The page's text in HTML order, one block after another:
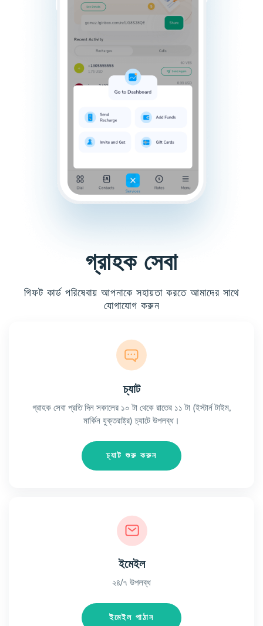
গ্রাহক সেবা
গিফট কার্ড পরিষেবায় আপনাকে সহায়তা করতে আমাদের সাথে
যোগাযোগ করুন
চ্যাট
গ্রাহক সেবা প্রতি দিন সকালের ১০ টা থেকে রাতের ১১ টা (ইস্টার্ন টাইম,
মার্কিন যুক্তরাষ্ট্র) চ্যাটে উপলব্ধ।
চ্যাট শুরু করুন
ইমেইল
২৪/৭ উপলব্ধ
ইমেইল পাঠান